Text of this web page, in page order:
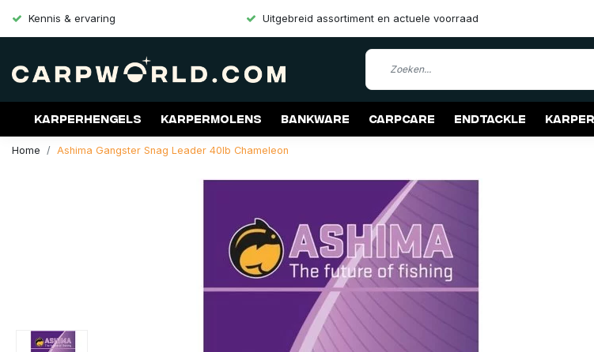
Kennis & ervaring Uitgebreid assortiment en actuele voorraad
Karperhengels Karpermolens Bankware Carpcare Endtackle
Merken Aanbiedingen Gift Cards
Home Ashima Gangster Snag Leader 40lb Chameleon